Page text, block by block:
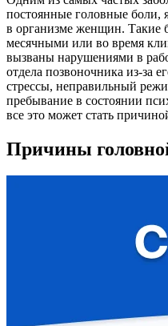
постоянные головные боли,
в организме женщин. Такие
месячными или во время
вызваны нарушениями в
отдела позвоночника из-за
стрессы, неправильный
пребывание в состоянии
все это может стать
Причины